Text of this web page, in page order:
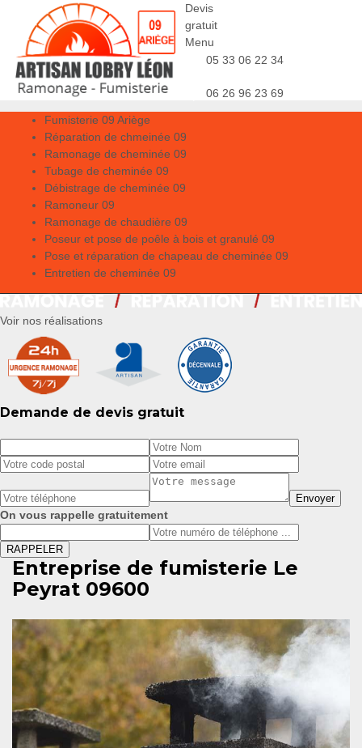
Devis
gratuit
Menu
05 33 06 22 34
06 26 96 23 69
Fumisterie 09 Ariège
Réparation de chmeinée 09
Ramonage de cheminée 09
Tubage de cheminée 09
Débistrage de cheminée 09
Ramoneur 09
Ramonage de chaudière 09
Poseur et pose de poêle à bois et granulé 09
Pose et réparation de chapeau de cheminée 09
Entretien de cheminée 09
Voir nos réalisations
Demande de devis gratuit
On vous rappelle gratuitement
Entreprise de fumisterie Le
Peyrat 09600